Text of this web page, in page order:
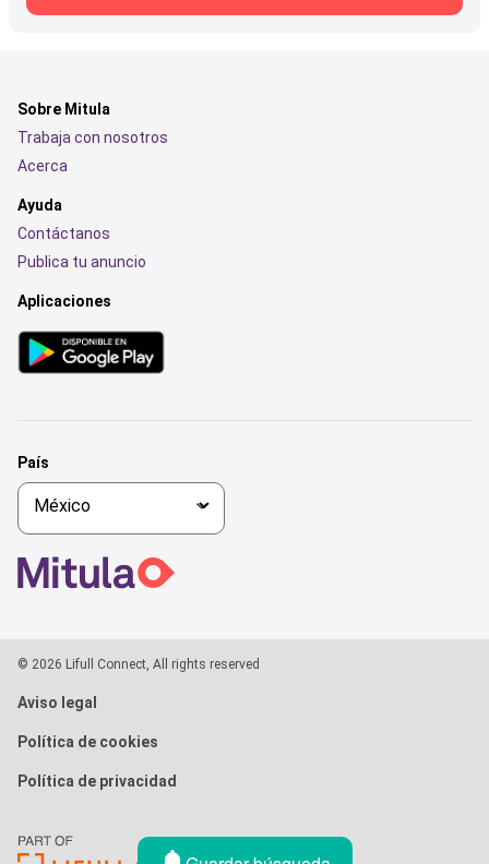
Sobre Mitula
Trabaja con nosotros
Acerca
Ayuda
Contáctanos
Publica tu anuncio
Aplicaciones
País
© 2026 Lifull Connect, All rights reserved
Aviso legal
Política de cookies
Política de privacidad